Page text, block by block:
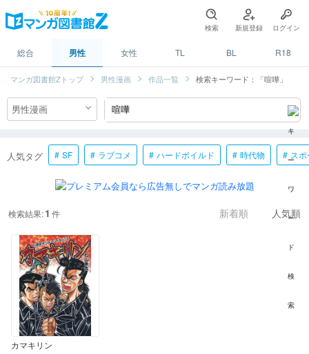
検索 新規登録 ログイン
総合 男性 女性 TL BL R18
マンガ図書館Zトップ 男性漫画 作品一覧 検索キーワード：「喧嘩」
人気タグ SF ラブコメ ハードボイルド 時代物 ス
検索結果:1 件 新着順 人気順
カマキリン